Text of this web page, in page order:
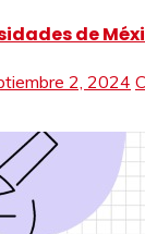
de
2, 2024